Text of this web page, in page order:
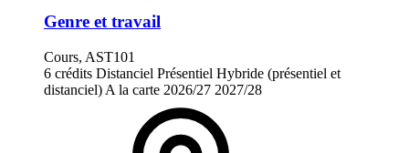
Genre et travail
Cours, AST101
6 crédits Distanciel Présentiel Hybride (présentiel et
distanciel) A la carte 2026/27 2027/28